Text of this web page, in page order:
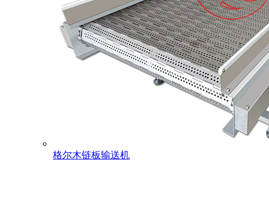
格尔木链板输送机